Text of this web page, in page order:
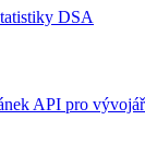
DSA
API pro